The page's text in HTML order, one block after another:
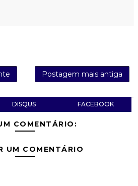
Postagem mais antiga
DISQUS FACEBOOK
COMENTÁRIO:
UM COMENTÁRIO